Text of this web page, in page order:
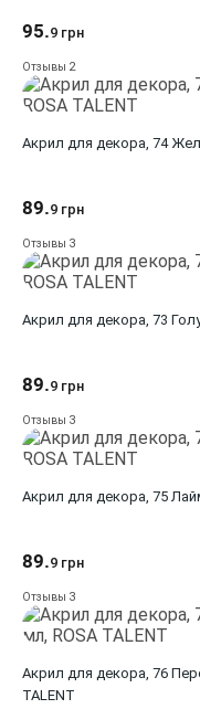
95.9 грн
Отзывы 2
Акрил для декора, 74
89.9 грн
Отзывы 3
Акрил для декора, 73
89.9 грн
Отзывы 3
Акрил для декора, 75
89.9 грн
Отзывы 3
Акрил для декора, 76
TALENT